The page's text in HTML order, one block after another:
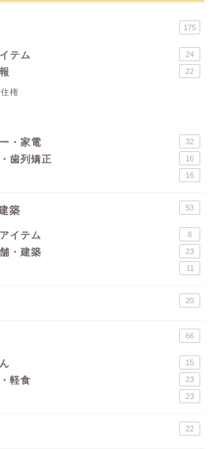
175
テム 24
22
権
・家電 32
歯列矯正 16
16
築 53
イテム 8
・建築 23
11
20
66
15
軽食 23
23
22